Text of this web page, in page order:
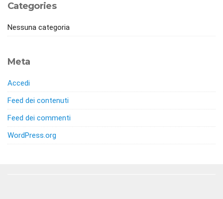
Categories
Nessuna categoria
Meta
Accedi
Feed dei contenuti
Feed dei commenti
WordPress.org